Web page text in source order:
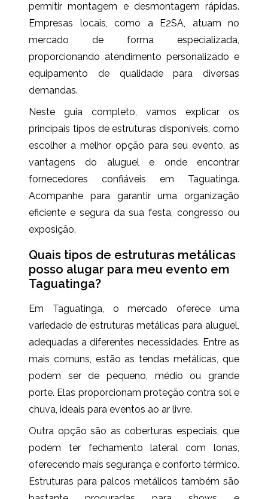
permitir montagem e desmontagem rápidas.
Empresas locais, como a E2SA, atuam no
mercado de forma especializada,
proporcionando atendimento personalizado e
equipamento de qualidade para diversas
demandas.
Neste guia completo, vamos explicar os
principais tipos de estruturas disponíveis, como
escolher a melhor opção para seu evento, as
vantagens do aluguel e onde encontrar
fornecedores confiáveis em Taguatinga.
Acompanhe para garantir uma organização
eficiente e segura da sua festa, congresso ou
exposição.
Quais tipos de estruturas metálicas
posso alugar para meu evento em
Taguatinga?
Em Taguatinga, o mercado oferece uma
variedade de estruturas metálicas para aluguel,
adequadas a diferentes necessidades. Entre as
mais comuns, estão as tendas metálicas, que
podem ser de pequeno, médio ou grande
porte. Elas proporcionam proteção contra sol e
chuva, ideais para eventos ao ar livre.
Outra opção são as coberturas especiais, que
podem ter fechamento lateral com lonas,
oferecendo mais segurança e conforto térmico.
Estruturas para palcos metálicos também são